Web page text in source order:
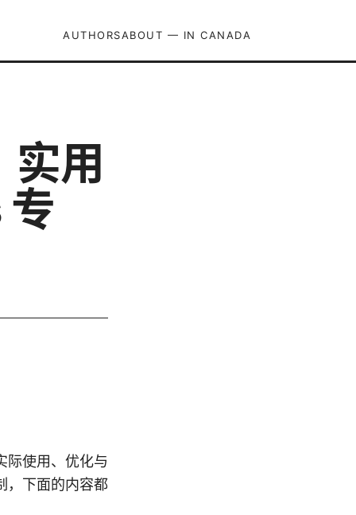
AUTHORSABOUT — IN CANADA
实用
际使用、优化与
，下面的内容都